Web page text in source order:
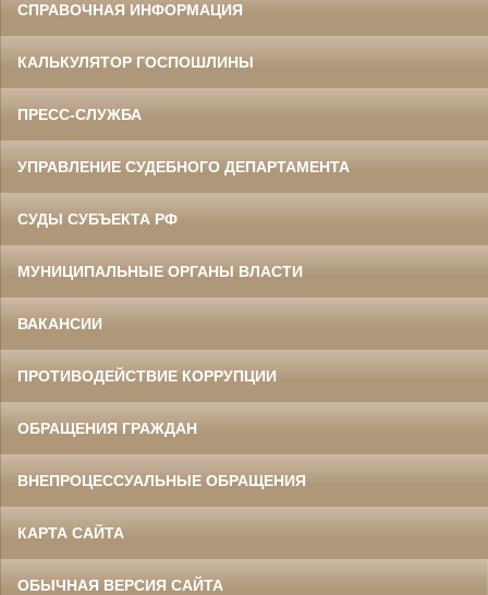
СПРАВОЧНАЯ ИНФОРМАЦИЯ
КАЛЬКУЛЯТОР ГОСПОШЛИНЫ
ПРЕСС-СЛУЖБА
УПРАВЛЕНИЕ СУДЕБНОГО ДЕПАРТАМЕНТА
СУДЫ СУБЪЕКТА РФ
МУНИЦИПАЛЬНЫЕ ОРГАНЫ ВЛАСТИ
ВАКАНСИИ
ПРОТИВОДЕЙСТВИЕ КОРРУПЦИИ
ОБРАЩЕНИЯ ГРАЖДАН
ВНЕПРОЦЕССУАЛЬНЫЕ ОБРАЩЕНИЯ
КАРТА САЙТА
ОБЫЧНАЯ ВЕРСИЯ САЙТА